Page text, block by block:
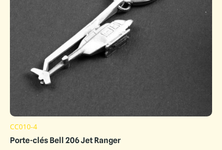
CC010-4
Porte-clés Bell 206 Jet Ranger